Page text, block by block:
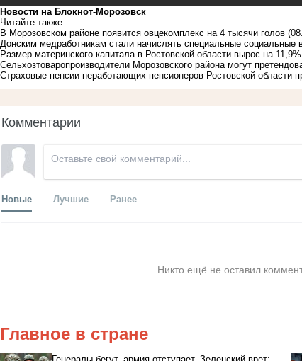
Новости на Блoкнoт-Морозовск
Читайте также:
В Морозовском районе появится овцекомплекс на 4 тысячи голов
Донским медработникам стали начислять специальные социальные
Размер материнского капитала в Ростовской области вырос на 11,9%
Сельхозтоваропроизводители Морозовского района могут
Страховые пенсии неработающих пенсионеров Ростовской области
Комментарии
Новые Лучшие Ранее
Никто ещё не оставил
Главное в стране